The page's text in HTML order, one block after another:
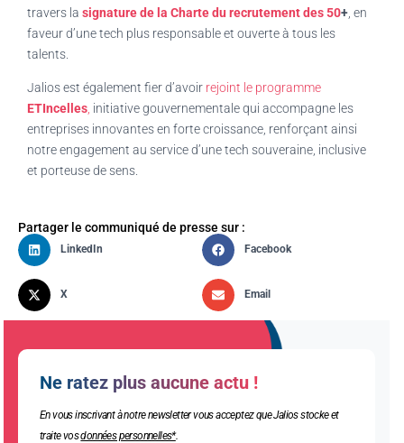
travers la signature de la Charte du recrutement des 50+ , en
faveur d’une tech plus responsable et ouverte à tous les
talents.
Jalios est également fier d’avoir rejoint le programme
ETIncelles initiative gouvernementale qui accompagne les
entreprises innovantes en forte croissance, renforçant ainsi
notre engagement au service d’une tech souveraine, inclusive
et porteuse de sens.
Partager le communiqué de presse sur :
LinkedIn Facebook
X Email
Ne ratez plus aucune actu !
En vous inscrivant à notre newsletter vous acceptez que Jalios stocke et
traite vosdonnées personnelles*.